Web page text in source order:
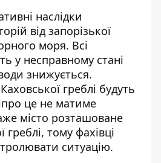
наслідки
від запорізької
моря. Всі
у несправному стані
знижується.
греблі будуть
це не матиме
місто розташоване
тому фахівці
ситуацію.